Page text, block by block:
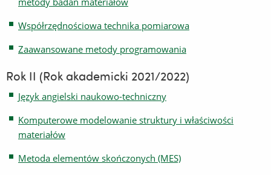
Współrzędnościowa technika pomiarowa
Zaawansowane metody programowania
Rok II (Rok akademicki 2021/2022)
Język angielski naukowo-techniczny
Komputerowe modelowanie struktury i właściwości
materiałów
Metoda elementów skończonych (MES)